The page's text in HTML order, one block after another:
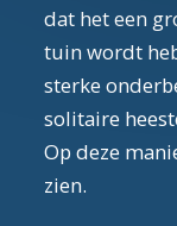
dat het een
tuin wordt
sterke
solitaire
Op deze
zien.